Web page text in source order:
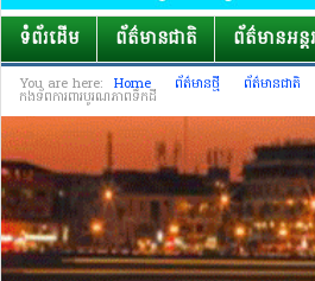
ទំព័រដើម ព័ត៌មានជាតិ ព័ត៌មានអន្ត
You are here: Home ព័ត៌មានថ្មី ព័ត៌មានជាតិ
កងទ័ពការពារបូរណភាពទឹកដី